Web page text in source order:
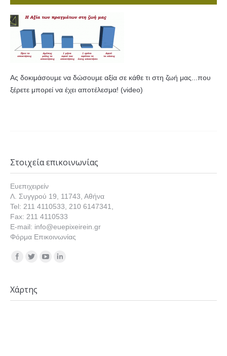
Ας δοκιμάσουμε να δώσουμε αξία σε κάθε τι στη ζωή μας...που
ξέρετε μπορεί να έχει αποτέλεσμα! (video)
Στοιχεία επικοινωνίας
Ευεπιχειρείν
Λ. Συγγρού 19, 11743, Αθήνα
Tel: 211 4110533, 210 6147341,
Fax: 211 4110533
E-mail: info@euepixeirein.gr
Φόρμα Επικοινωνίας
Find us on:
Χάρτης